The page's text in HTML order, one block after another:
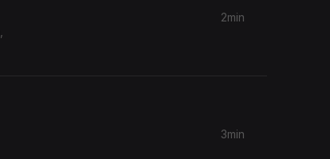
2min
3min